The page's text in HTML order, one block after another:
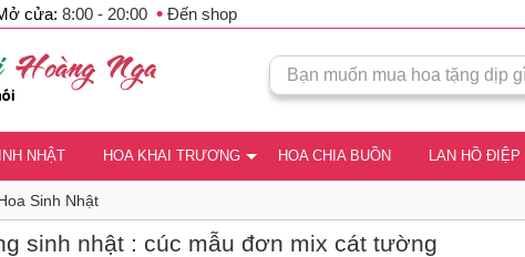
cửa: 8:00 - 20:00 • Đến shop
NHẬT HOA KHAI TRƯƠNG HOA CHIA BUỒN LAN HỒ ĐIỆP
Sinh Nhật
sinh nhật : cúc mẫu đơn mix cát tường